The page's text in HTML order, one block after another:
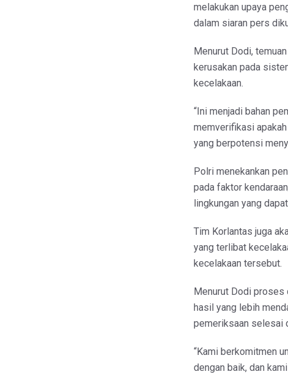
melakukan upaya
dalam siaran pers
Menurut Dodi,
kerusakan pada
kecelakaan.
“Ini menjadi bahan
memverifikasi
yang berpotensi
Polri menekankan
pada faktor
lingkungan yang
Tim Korlantas juga
yang terlibat
kecelakaan tersebut.
Menurut Dodi proses
hasil yang lebih
pemeriksaan selesai
“Kami berkomitmen
dengan baik, dan